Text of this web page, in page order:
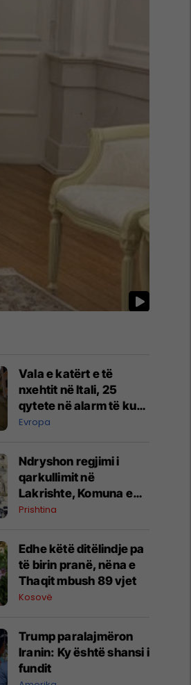
Vala e katërt e të
nxehtit në Itali, 25
qytete në alarm të kuq
- probleme me
Evropa
Ndryshon regjimi i
qarkullimit në
Lakrishte, Komuna e
Prishtinës ofron
Prishtina
Edhe këtë ditëlindje pa
të birin pranë, nëna e
Thaqit mbush 89 vjet
Kosovë
Trump paralajmëron
Iranin: Ky është shansi i
fundit